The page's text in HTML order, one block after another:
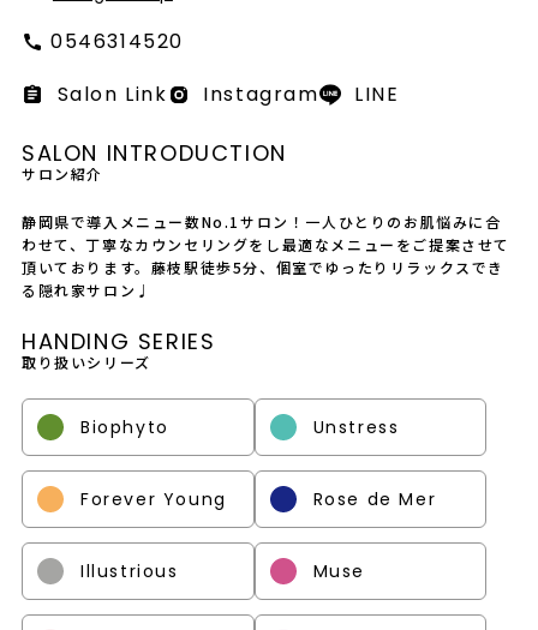
0546314520
Salon Link
Instagram LINE
SALON INTRODUCTION
サロン紹介
静岡県で導入メニュー数No.1サロン！一人ひとりのお肌悩みに合
わせて、丁寧なカウンセリングをし最適なメニューをご提案させて
頂いております。藤枝駅徒歩5分、個室でゆったりリラックスでき
る隠れ家サロン♩
HANDING SERIES
取り扱いシリーズ
Biophyto Unstress
Forever Young Rose de Mer
Illustrious Muse